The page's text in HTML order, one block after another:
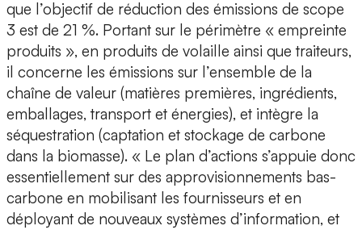
que l’objectif de réduction des émissions de scope
3 est de 21 %. Portant sur le périmètre « empreinte
produits », en produits de volaille ainsi que traiteurs,
il concerne les émissions sur l’ensemble de la
chaîne de valeur (matières premières, ingrédients,
emballages, transport et énergies), et intègre la
séquestration (captation et stockage de carbone
dans la biomasse). « Le plan d’actions s’appuie donc
essentiellement sur des approvisionnements bas-
carbone en mobilisant les fournisseurs et en
déployant de nouveaux systèmes d’information, et